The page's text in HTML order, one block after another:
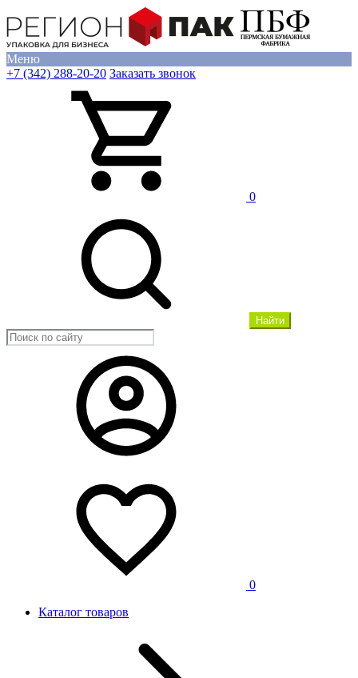
Меню
+7 (342) 288-20-20 Заказать звонок
0
Найти
0
Каталог товаров